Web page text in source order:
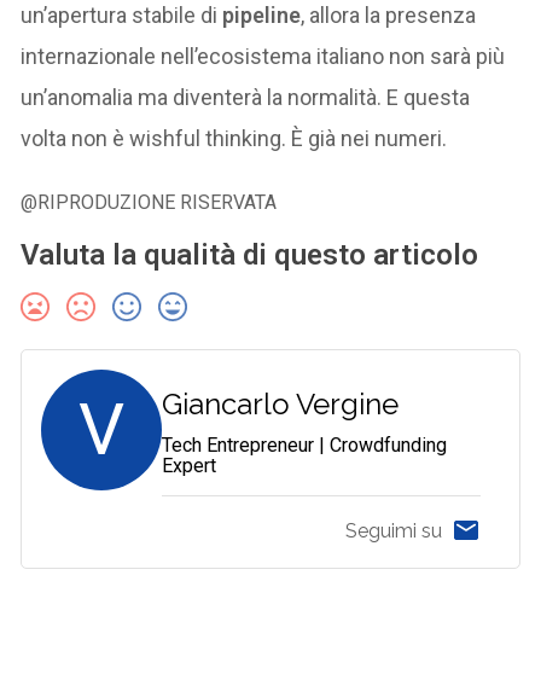
un’apertura stabile di pipeline, allora la presenza
internazionale nell’ecosistema italiano non sarà più
un’anomalia ma diventerà la normalità. E questa
volta non è wishful thinking. È già nei numeri.
@RIPRODUZIONE RISERVATA
Valuta la qualità di questo articolo
V Giancarlo Vergine
Tech Entrepreneur | Crowdfunding
Expert
Seguimi su